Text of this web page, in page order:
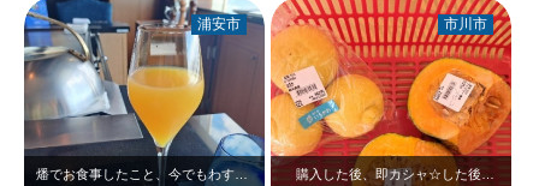
燔でお食事したこと、今でもわすれられません。ウェルカムドリンク、きれいだった…
浦安市 市川市